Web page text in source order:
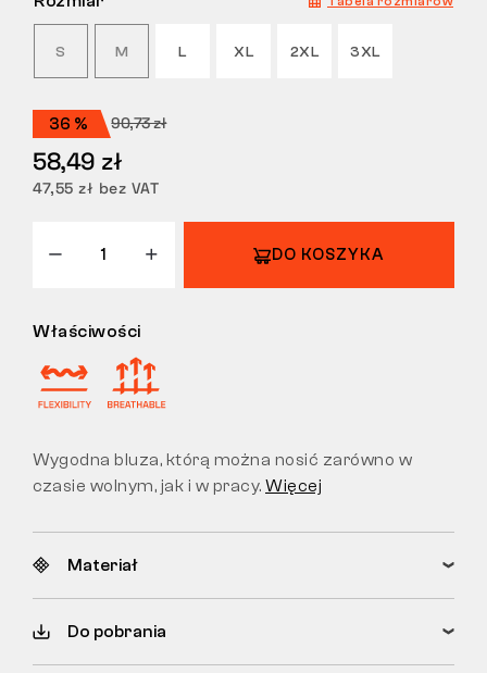
S M L XL 2XL 3XL
36 % 90,73 zł
58,49 zł
47,55 zł bez VAT
DO KOSZYKA
Właściwości
Wygodna bluza, którą można nosić zarówno w
czasie wolnym, jak i w pracy. Więcej
Materiał
Do pobrania